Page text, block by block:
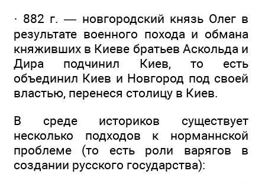
· 882 г. — новгородский князь Олег в
результате военного похода и обмана
княживших в Киеве братьев Аскольда и
Дира подчинил Киев, то есть
объединил Киев и Новгород под своей
властью, перенеся столицу в Киев.
В среде историков существует
несколько подходов к норманнской
проблеме (то есть роли варягов в
создании русского государства):